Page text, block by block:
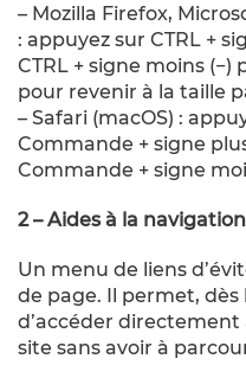
– Mozilla Firefox,
: appuyez sur CTRL +
CTRL + signe moins (−)
pour revenir à la taille
– Safari (macOS) :
Commande + signe
Commande + signe
2 – Aides à la
Un menu de liens
de page. Il permet,
d’accéder directement
site sans avoir à